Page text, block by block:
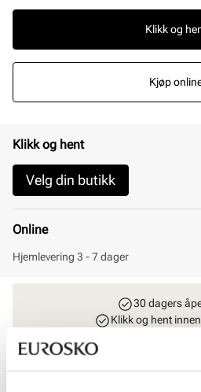
Klikk og
Kjøp
Klikk og hent
Velg din butikk
Online
Hjemlevering 3 - 7 dager
30 dagers
Klikk og hent